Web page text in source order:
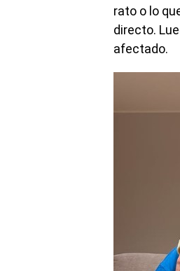
rato o lo
directo.
afectado.